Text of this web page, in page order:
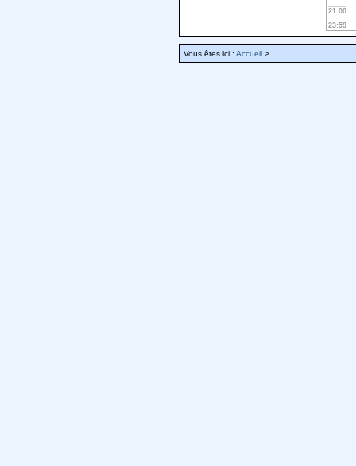
21:00
23:59
Vous êtes ici : Accueil >